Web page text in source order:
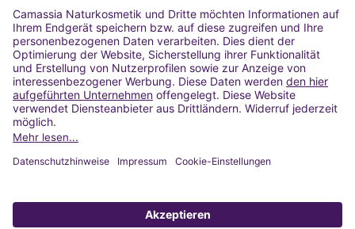
Impressum
Allgemeine Geschäftsbedingungen
Datenschutzerklärung Camassia
Widerrufsbelehrung
Copyright 2020 | Alle Rechte vorbehalten